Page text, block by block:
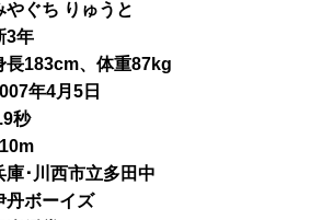
ち りゅうと
年
、体重87kg
年4月5日
秒
･川西市立多田中
丹ボーイズ